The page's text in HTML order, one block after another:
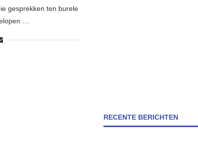
gesprekken ten burele
…
RECENTE BERICHTEN